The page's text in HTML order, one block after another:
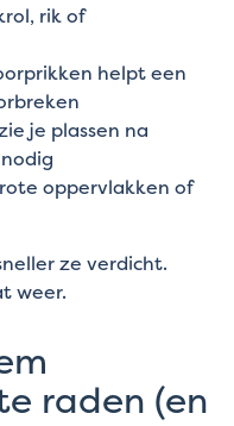
rik of
helpt een
je plassen na
oppervlakken of
ze verdicht.
weer.
raden (en